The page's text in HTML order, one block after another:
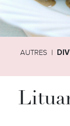
AUTRES